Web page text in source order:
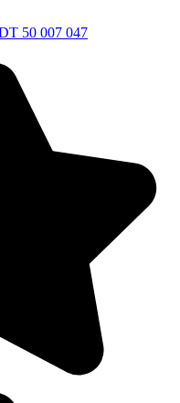
50 007 047